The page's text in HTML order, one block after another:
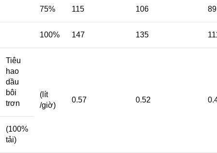
75% 115 106 89
100% 147 135
Tiêu
hao
dầu
bôi
trơn
(lít
/giờ)
0.57 0.52
(100%
tải)